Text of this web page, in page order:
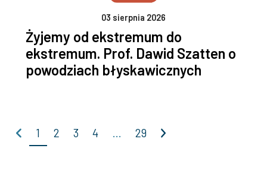
03 sierpnia 2026
Żyjemy od ekstremum do
ekstremum. Prof. Dawid Szatten o
powodziach błyskawicznych
Poprzednia
1 2 3 4 … 29 Następna